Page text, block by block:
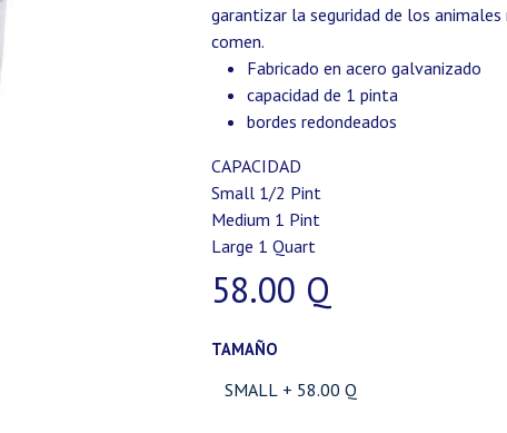
garantizar la seguridad de los animales
comen.
Fabricado en acero galvanizado
capacidad de 1 pinta
bordes redondeados
CAPACIDAD
Small 1/2 Pint
Medium 1 Pint
Large 1 Quart
58.00 Q
TAMAÑO